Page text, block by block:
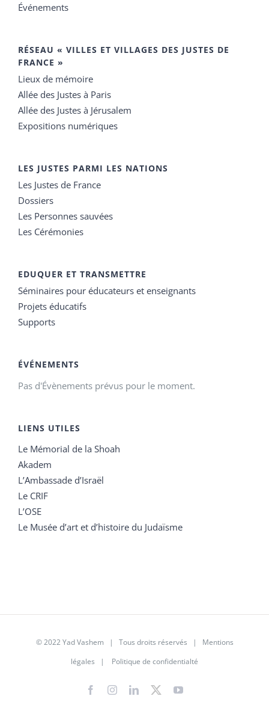
Événements
RÉSEAU « VILLES ET VILLAGES DES JUSTES DE
FRANCE »
Lieux de mémoire
Allée des Justes à Paris
Allée des Justes à Jérusalem
Expositions numériques
LES JUSTES PARMI LES NATIONS
Les Justes de France
Dossiers
Les Personnes sauvées
Les Cérémonies
EDUQUER ET TRANSMETTRE
Séminaires pour éducateurs et enseignants
Projets éducatifs
Supports
ÉVÉNEMENTS
Pas d'Évènements prévus pour le moment.
LIENS UTILES
Le Mémorial de la Shoah
Akadem
L’Ambassade d’Israël
Le CRIF
L’OSE
Le Musée d’art et d’histoire du Judaïsme
© 2022 Yad Vashem | Tous droits réservés | Mentions
légales | Politique de confidentialté
FacebookInstagramLinkedIn
X YouTube